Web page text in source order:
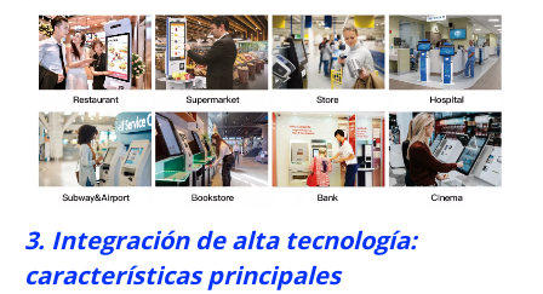
3. Integración de alta tecnología:
características principales